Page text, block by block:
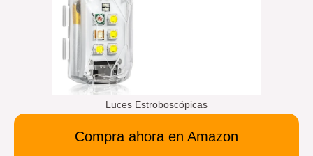
Luces Estroboscópicas
Compra ahora en Amazon